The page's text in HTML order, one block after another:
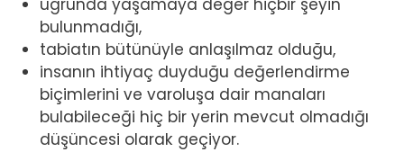
uğrunda yaşamaya değer hiçbir şeyin
bulunmadığı,
tabiatın bütünüyle anlaşılmaz olduğu,
insanın ihtiyaç duyduğu değerlendirme
biçimlerini ve varoluşa dair manaları
bulabileceği hiç bir yerin mevcut olmadığı
düşüncesi olarak geçiyor.